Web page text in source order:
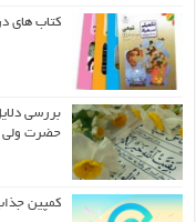
کتاب های
بررسی
حضرت
کمپین